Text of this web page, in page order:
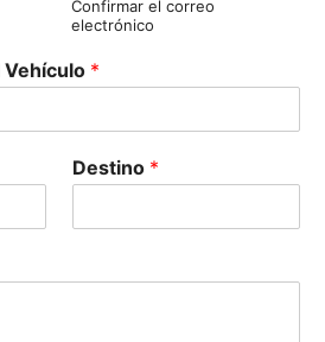
Confirmar el correo
electrónico
Vehículo *
Destino *